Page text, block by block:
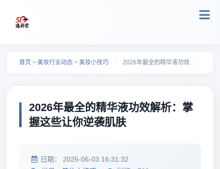
首页 > 美妆行业动态 > 美妆小技巧 > 2026年最全的精华液功效解析：掌握这些让你逆袭肌肤
2026年最全的精华液功效解析：掌
握这些让你逆袭肌肤
日期： 2026-06-03 16:31:32